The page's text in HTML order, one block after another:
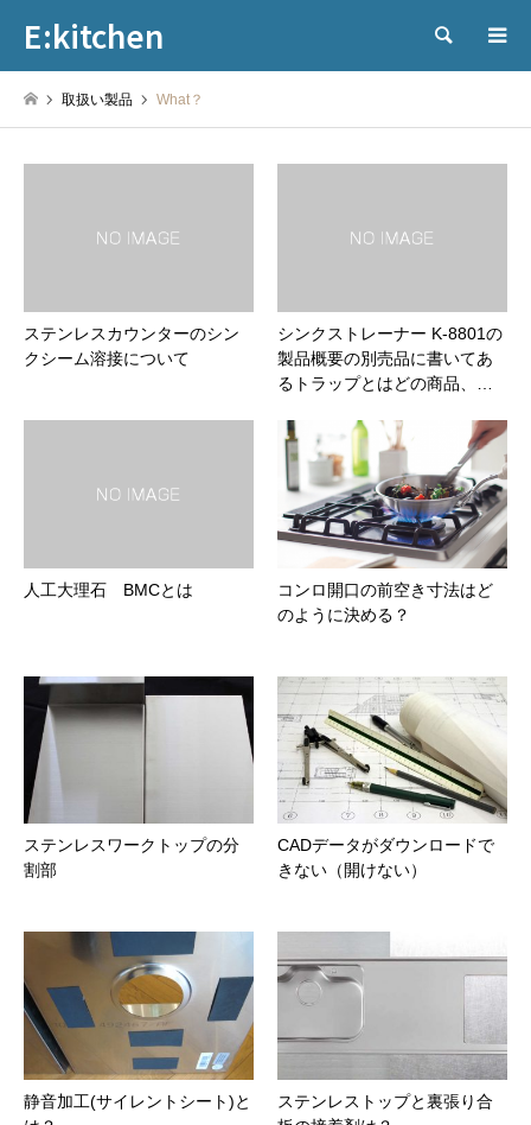
E:kitchen 検索
取扱い製品 What？
ステンレスカウンターのシン
クシーム溶接について
シンクストレーナー K-8801の
製品概要の別売品に書いてあ
るトラップとはどの商品、…
人工大理石 BMCとは
コンロ開口の前空き寸法はど
のように決める？
ステンレスワークトップの分
割部
CADデータがダウンロードで
きない（開けない）
静音加工(サイレントシート)と
ステンレストップと裏張り合